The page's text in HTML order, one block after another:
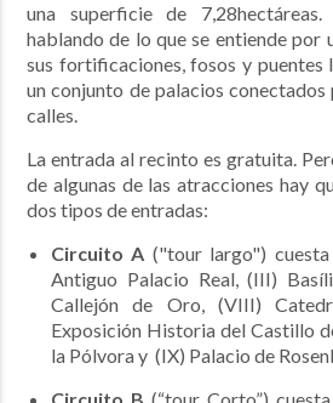
una superficie de
hablando de lo que se entiende por
sus fortificaciones, fosos y puentes
un conjunto de palacios conectados
calles.
La entrada al recinto es gratuita.
de algunas de las atracciones hay
dos tipos de entradas:
Circuito A ("tour largo") cuesta
Antiguo Palacio Real, (III)
Callejón de Oro, (VIII)
Exposición Historia del Castillo
la Pólvora y (IX) Palacio de